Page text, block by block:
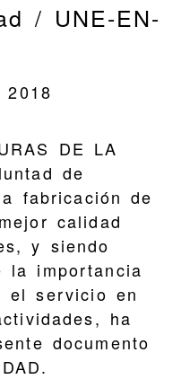
/ UNE-EN-
DE LA
de
fabricación de
calidad
y siendo
la importancia
el servicio en
ha
documento